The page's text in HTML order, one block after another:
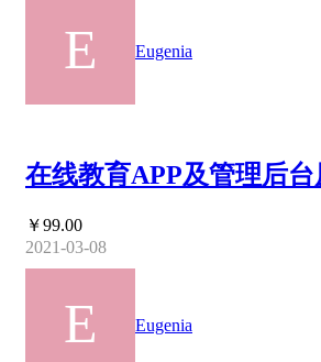
Eugenia
在线教育APP及管理后台
￥99.00
2021-03-08
Eugenia